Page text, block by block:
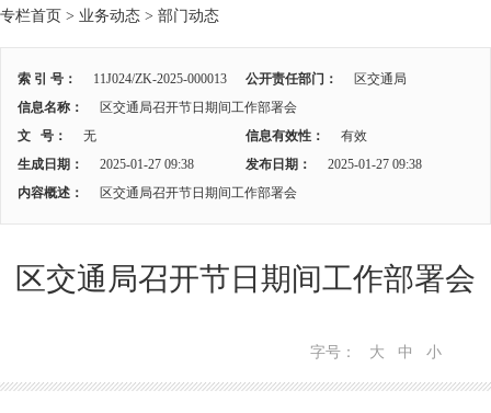
专栏首页 > 业务动态 > 部门动态
索 引 号： 11J024/ZK-2025-000013 公开责任部门：
区交通局
信息名称：
区交通局召开节日期间工作部署会
文 号：
无 信息有效性：
有效
生成日期：
2025-01-27 09:38 发布日期：
2025-01-27 09:38
内容概述：
区交通局召开节日期间工作部署会
区交通局召开节日期间工作部署会
字号： 大 中 小